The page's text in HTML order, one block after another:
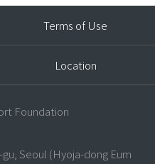
Terms of Use
Location
Foundation
Seoul (Hyoja-dong Eum